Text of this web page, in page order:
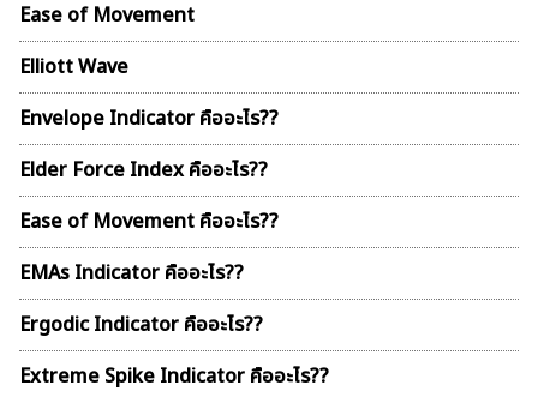
Ease of Movement
Elliott Wave
Envelope Indicator คืออะไร??
Elder Force Index คืออะไร??
Ease of Movement คืออะไร??
EMAs Indicator คืออะไร??
Ergodic Indicator คืออะไร??
Extreme Spike Indicator คืออะไร??